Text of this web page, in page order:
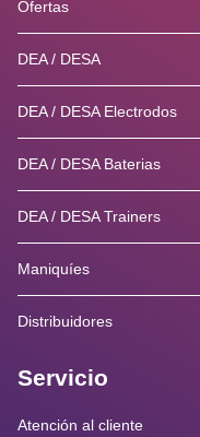
Ofertas
DEA / DESA
DEA / DESA Electrodos
DEA / DESA Baterias
DEA / DESA Trainers
Maniquíes
Distribuidores
Servicio
Atención al cliente